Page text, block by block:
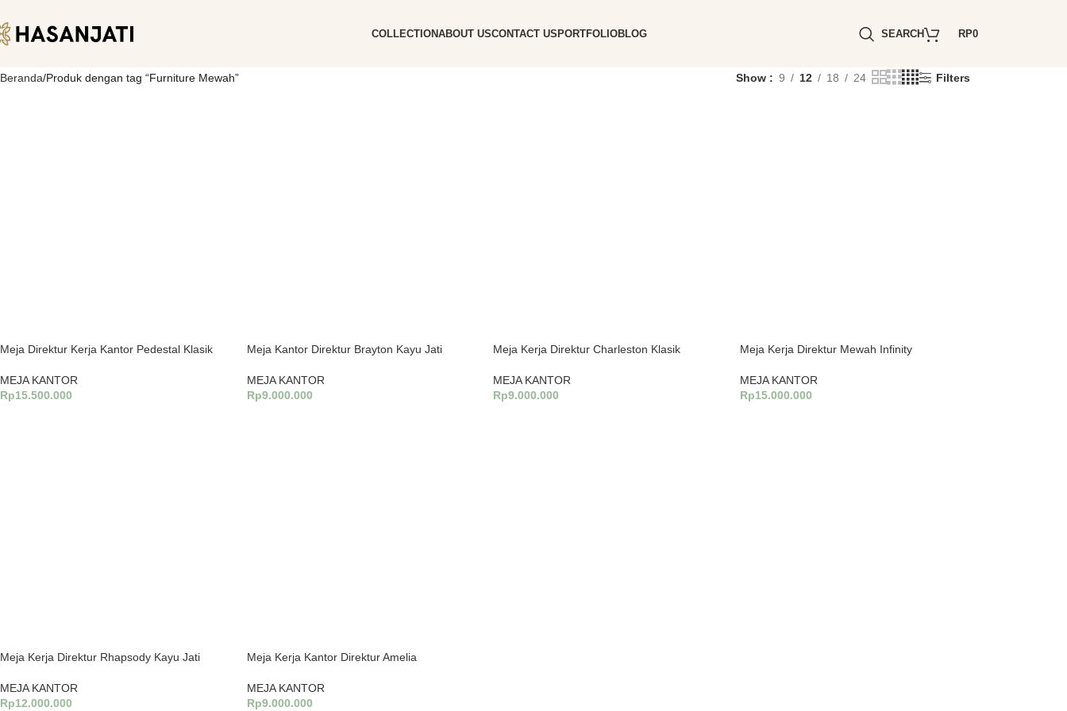
COLLECTIONABOUT USCONTACT US PORTFOLIOBLOG SEARCH RP0
Beranda Produk dengan tag “Furniture Mewah” Show 9 12 18 24 Filters
Meja Direktur Kerja Kantor Pedestal Klasik
MEJA KANTOR
Rp15.500.000
Meja Kantor Direktur Brayton Kayu Jati
MEJA KANTOR
Rp9.000.000
Meja Kerja Direktur Charleston Klasik
MEJA KANTOR
Rp9.000.000
Meja Kerja Direktur Mewah Infinity
MEJA KANTOR
Rp15.000.000
Meja Kerja Direktur Rhapsody Kayu Jati
MEJA KANTOR
Rp12.000.000
Meja Kerja Kantor Direktur Amelia
MEJA KANTOR
Rp9.000.000